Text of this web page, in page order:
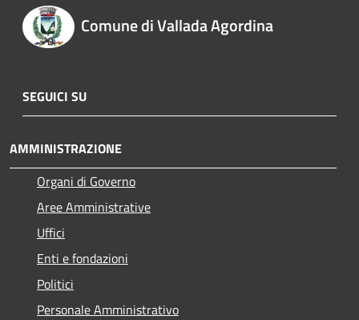
Comune di Vallada Agordina
SEGUICI SU
AMMINISTRAZIONE
Organi di Governo
Aree Amministrative
Uffici
Enti e fondazioni
Politici
Personale Amministrativo